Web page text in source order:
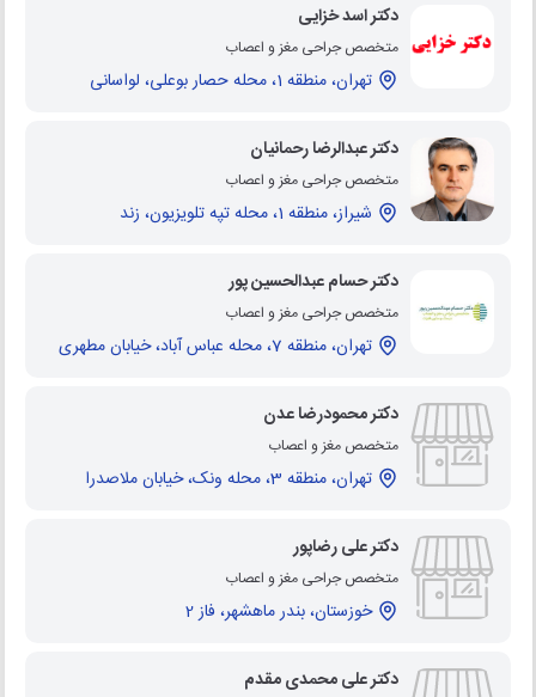
دکتر اسد خزایی
متخصص جراحی مغز و اعصاب
تهران، منطقه 1، محله حصار بوعلی، لواسانی
دکتر عبدالرضا رحمانیان
متخصص جراحی مغز و اعصاب
شیراز، منطقه 1، محله تپه تلویزیون، زند
دکتر حسام عبدالحسین پور
متخصص جراحی مغز و اعصاب
تهران، منطقه 7، محله عباس آباد، خیابان مطهری
دکتر محمودرضا عدن
متخصص مغز و اعصاب
تهران، منطقه 3، محله ونک، خیابان ملاصدرا
دکتر علی رضاپور
متخصص جراحی مغز و اعصاب
خوزستان، بندر ماهشهر، فاز 2
دکتر علی محمدی مقدم